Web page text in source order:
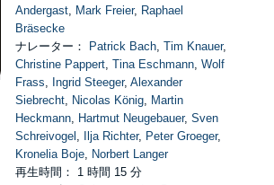
Andergast, Mark Freier, Raphael
Bräsecke
ナレーター：
Patrick Bach, Tim Knauer,
Christine Pappert, Tina Eschmann, Wolf
Frass, Ingrid Steeger, Alexander
Siebrecht, Nicolas König, Martin
Heckmann, Hartmut Neugebauer, Sven
Schreivogel , Ilja Richter, Peter Groeger,
Kronelia Boje, Norbert Langer
再生時間： 1 時間 15 分